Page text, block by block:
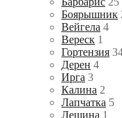
Боярышник
Вейгела 4
Вереск 1
Гортензия
Дерен 4
Ирга 3
Калина 2
Лапчатка 5
Лещина 1